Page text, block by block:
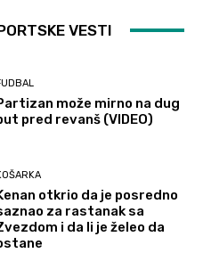
VESTI
može mirno na dug
pred revanš (VIDEO)
otkrio da je posredno
za rastanak sa
i da li je želeo da